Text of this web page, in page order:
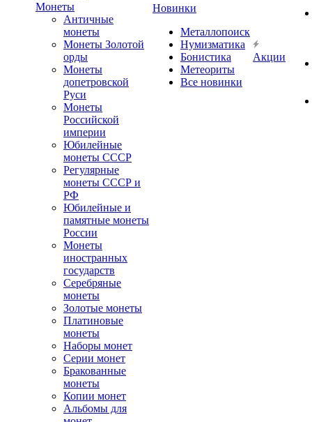
Монеты
Античные
монеты
Монеты Золотой
орды
Монеты
допетровской
Руси
Монеты
Российской
империи
Юбилейные
монеты СССР
Регулярные
монеты СССР и
РФ
Юбилейные и
памятные монеты
России
Монеты
иностранных
государств
Серебряные
монеты
Золотые монеты
Платиновые
монеты
Наборы монет
Серии монет
Бракованные
монеты
Копии монет
Альбомы для
Новинки
Металлопоиск
Нумизматика
Бонистика
Метеориты
Все новинки
Акции